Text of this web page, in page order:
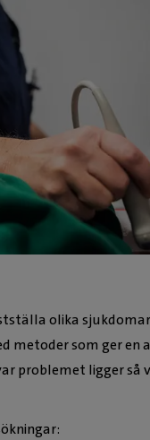
olika
metoder som ger en
problemet ligger så